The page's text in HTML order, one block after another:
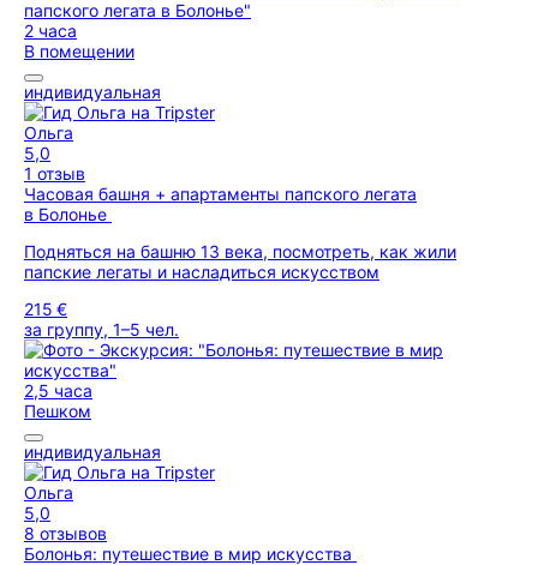
2 часа
В помещении
индивидуальная
Ольга
5,0
1 отзыв
Часовая башня + апартаменты папского легата
в Болонье
Подняться на башню 13 века, посмотреть, как жили
папские легаты и насладиться искусством
215 €
за группу, 1–5 чел.
2,5 часа
Пешком
индивидуальная
Ольга
5,0
8 отзывов
Болонья: путешествие в мир искусства